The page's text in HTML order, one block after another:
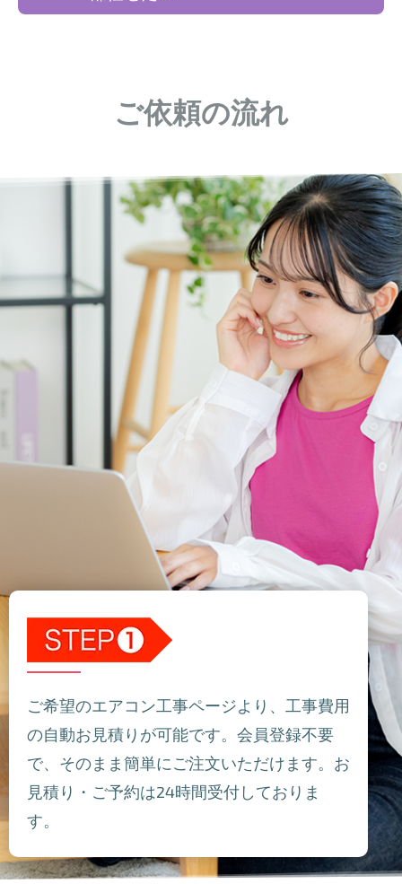
ご依頼の流れ
ご希望のエアコン工事ページより、工事費用
の自動お見積りが可能です。会員登録不要
で、そのまま簡単にご注文いただけます。お
見積り・ご予約は24時間受付しておりま
す。